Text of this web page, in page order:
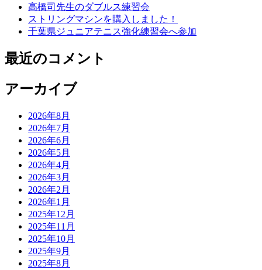
高橋司先生のダブルス練習会
ストリングマシンを購入しました！
千葉県ジュニアテニス強化練習会へ参加
最近のコメント
アーカイブ
2026年8月
2026年7月
2026年6月
2026年5月
2026年4月
2026年3月
2026年2月
2026年1月
2025年12月
2025年11月
2025年10月
2025年9月
2025年8月